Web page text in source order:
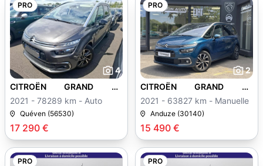
PRO
4
17 290 €
CITROËN GRAND C4
SPACETOURER
2021 - 78289 km - Auto
Quéven (56530)
PRO
2
15 490 €
CITROËN GRAND C4
SPACETOURER
2021 - 63827 km - Manuelle
Anduze (30140)
PRO PRO